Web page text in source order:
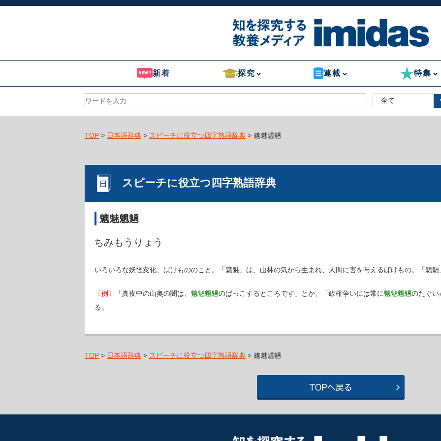
新着 探究 連載 特集
TOP > 日本語辞典 > スピーチに役立つ四字熟語辞典 > 魑魅魍魎
スピーチに役立つ四字熟語辞典
魑魅魍魎
ちみもうりょう
いろいろな妖怪変化、ばけもののこと。「魑魅」は、山林の気から生まれ、人間に害を与えるばけもの。「魍
〔例〕 「真夜中の山奥の闇は、 魑魅魍魎のばっこするところです」とか、「政権争いには常に魑魅魍魎のたぐい
る。
TOP > 日本語辞典 > スピーチに役立つ四字熟語辞典 > 魑魅魍魎